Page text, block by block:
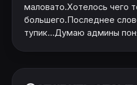
маловато.Хотелось чего
большего.Последнее
тупик...Думаю админы